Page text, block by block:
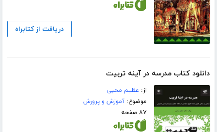
دریافت از کتابراه
دانلود کتاب مدرسه در آینه تربیت
از: عظیم محبی
موضوع:آموزش و پرورش
۸۷ صفحه